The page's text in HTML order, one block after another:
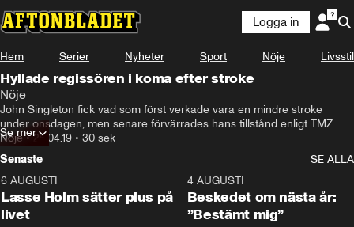
Logga in
Hem Serier Nyheter Sport Nöje Livsstil
Hyllade regissören i koma efter stroke
Nöje
John Singleton fick vad som först verkade vara en mindre stroke
under onsdagen, men senare förvärrades hans tillstånd enligt TMZ.
Nöje•25.04.19 • 30 sek
Se mer
Senaste
SE ALLA
6 AUGUSTI
Lasse Holm sätter plus på
livet
4 AUGUSTI
Beskedet om nästa år:
”Bestämt mig”